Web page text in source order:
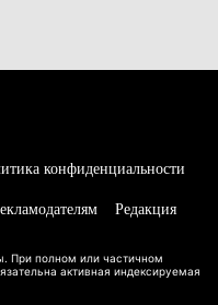
конфиденциальности
Редакция
При полном или частичном
активная индексируемая